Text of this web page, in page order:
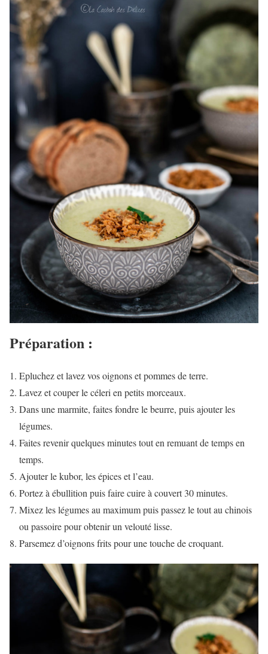
Préparation :
Epluchez et lavez vos oignons et pommes de terre.
Lavez et couper le céleri en petits morceaux.
Dans une marmite, faites fondre le beurre, puis ajouter les
légumes.
Faites revenir quelques minutes tout en remuant de temps en
temps.
Ajouter le kubor, les épices et l’eau.
Portez à ébullition puis faire cuire à couvert 30 minutes.
Mixez les légumes au maximum puis passez le tout au chinois
ou passoire pour obtenir un velouté lisse.
Parsemez d’oignons frits pour une touche de croquant.